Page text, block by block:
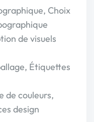
Choix
de visuels
Étiquettes
de couleurs,
design